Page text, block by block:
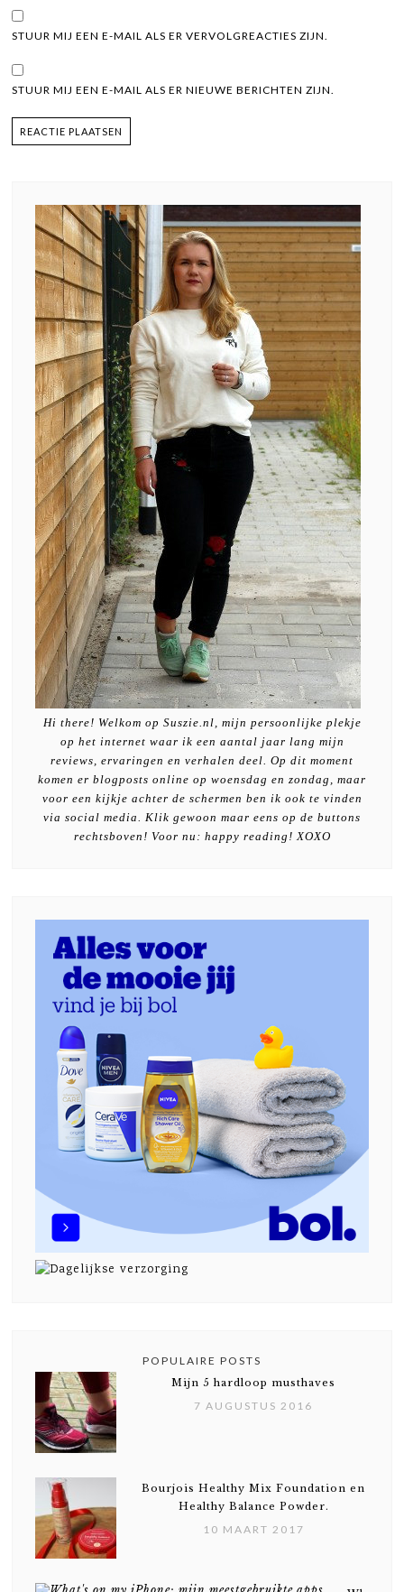
STUUR MIJ EEN E-MAIL ALS ER VERVOLGREACTIES ZIJN.
STUUR MIJ EEN E-MAIL ALS ER NIEUWE BERICHTEN ZIJN.
Hi there! Welkom op Suszie.nl, mijn persoonlijke plekje
op het internet waar ik een aantal jaar lang mijn
reviews, ervaringen en verhalen deel. Op dit moment
komen er blogposts online op woensdag en zondag, maar
voor een kijkje achter de schermen ben ik ook te vinden
via social media. Klik gewoon maar eens op de buttons
rechtsboven! Voor nu: happy reading! XOXO
POPULAIRE POSTS
Mijn 5 hardloop musthaves
7 AUGUSTUS 2016
Bourjois Healthy Mix Foundation en
Healthy Balance Powder.
10 MAART 2017